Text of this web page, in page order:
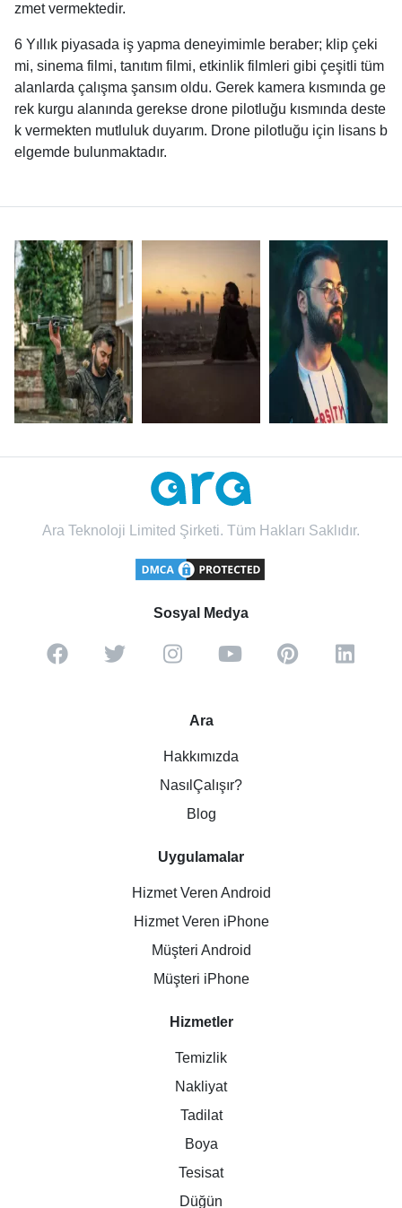
zmet vermektedir.
6 Yıllık piyasada iş yapma deneyimimle beraber; klip çeki
mi, sinema filmi, tanıtım filmi, etkinlik filmleri gibi çeşitli tüm
alanlarda çalışma şansım oldu. Gerek kamera kısmında ge
rek kurgu alanında gerekse drone pilotluğu kısmında deste
k vermekten mutluluk duyarım. Drone pilotluğu için lisans b
elgemde bulunmaktadır.
Ara Teknoloji Limited Şirketi. Tüm Hakları Saklıdır.
Sosyal Medya
Ara
Hakkımızda
NasılÇalışır?
Blog
Uygulamalar
Hizmet Veren Android
Hizmet Veren iPhone
Müşteri Android
Müşteri iPhone
Hizmetler
Temizlik
Nakliyat
Tadilat
Boya
Tesisat
Düğün